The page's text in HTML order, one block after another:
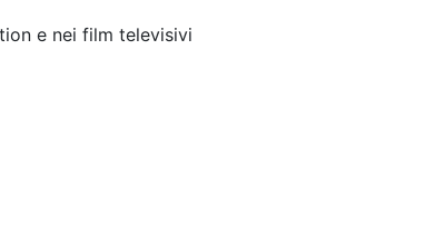
e nei film televisivi